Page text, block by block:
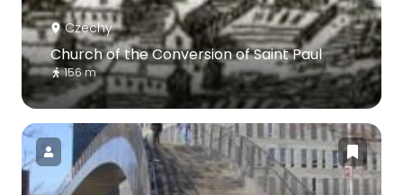
Czechy
Church of the Conversion of Saint Paul
156 m